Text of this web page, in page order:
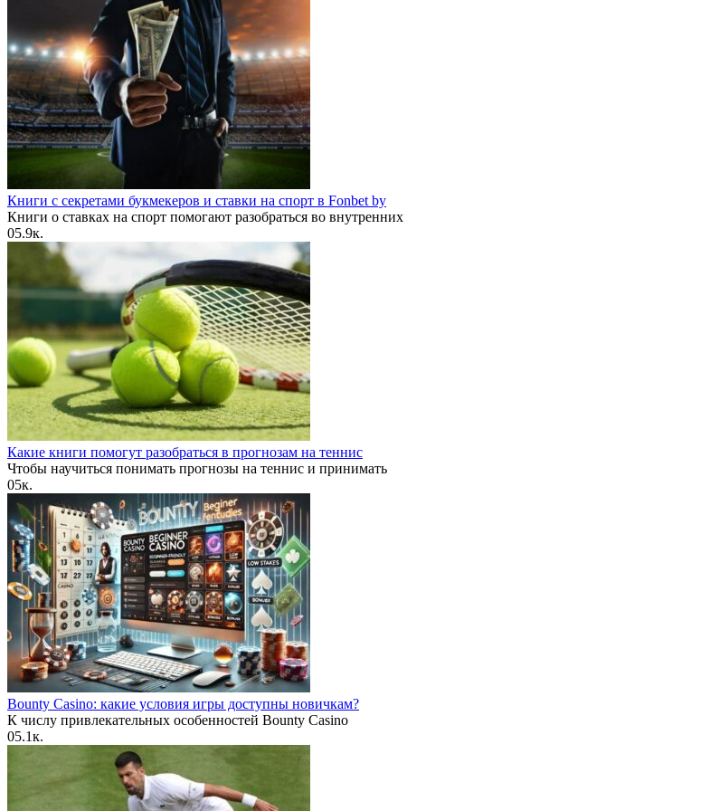
Книги с секретами букмекеров и ставки на спорт в Fonbet by
Книги о ставках на спорт помогают разобраться во внутренних
05.9к.
Какие книги помогут разобраться в прогнозам на теннис
Чтобы научиться понимать прогнозы на теннис и принимать
05к.
Bounty Casino: какие условия игры доступны новичкам?
К числу привлекательных особенностей Bounty Casino
05.1к.